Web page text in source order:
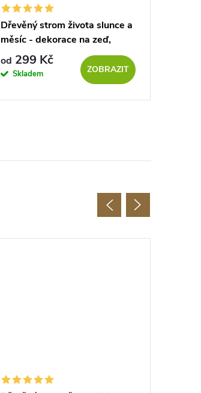
Dřevěný strom života slunce a
měsíc - dekorace na zeď,
ČERNÁ
od 299 Kč
Skladem ZOBRAZIT